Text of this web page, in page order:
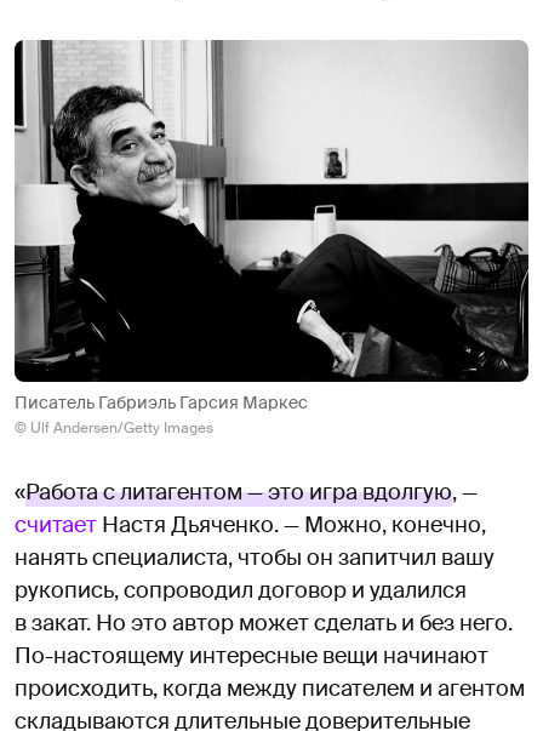
Писатель Габриэль Гарсия Маркес
© Ulf Andersen/Getty Images
«Работа с литагентом — это игра вдолгую, —
считает Настя Дьяченко. — Можно, конечно,
нанять специалиста, чтобы он запитчил вашу
рукопись, сопроводил договор и удалился
в закат. Но это автор может сделать и без него.
По-настоящему интересные вещи начинают
происходить, когда между писателем и агентом
складываются длительные доверительные